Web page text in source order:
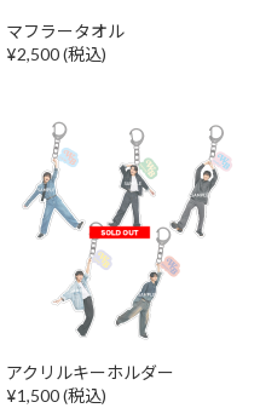
マフラータオル
¥2,500 (税込)
アクリルキーホルダー
¥1,500 (税込)